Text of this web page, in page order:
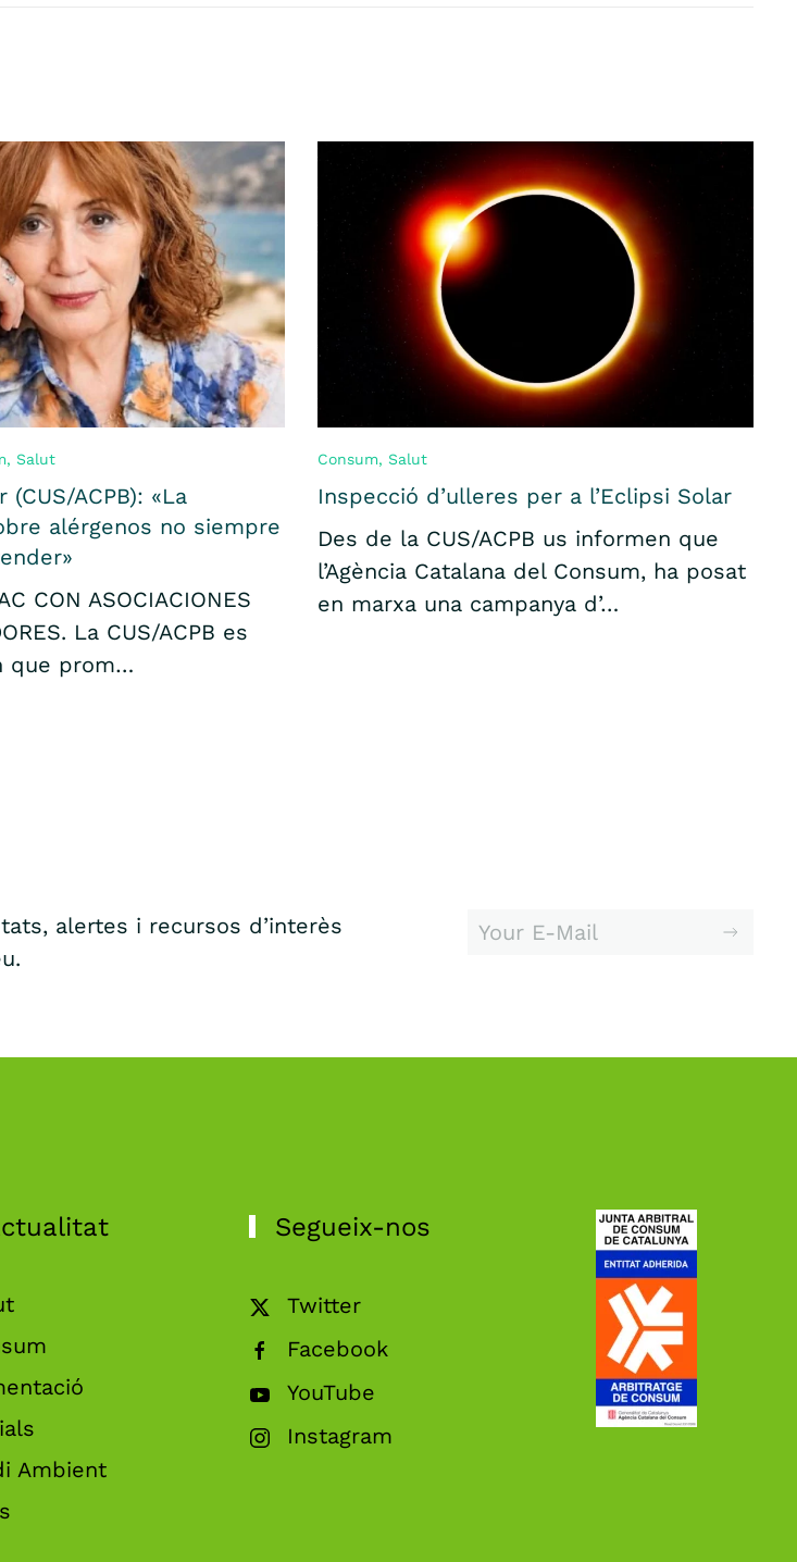
,Salut
ACPB): «La
alérgenos no siempre
CON ASOCIACIONES
La CUS/ACPB es
que prom…
Consum, Salut
Inspecció d’ulleres per a l’Eclipsi Solar
Des de la CUS/ACPB us informen que
l’Agència Catalana del Consum, ha posat
en marxa una campanya d’…
alertes i recursos d’interès
Ambient
Segueix-nos
Twitter
Facebook
YouTube
Instagram